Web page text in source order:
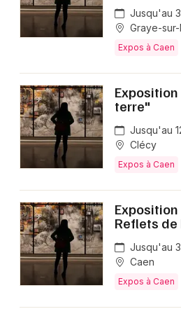
Jusqu'au
Graye-
Expos à Caen
terre"
Jusqu'au
Clécy
Expos à Caen
Reflets
Jusqu'au
Caen
Expos à Caen